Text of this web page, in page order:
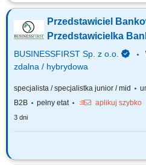
Aktywne pozyskiwanie klientów i
rozwiązań finansowych. Sprzedaż
inwestycyjnych. Operacyjna obsługa
Przedstawiciel
Przedstawicielka
BUSINESSFIRST Sp. z o.o.
zdalna / hybrydowa
specjalista / specjalistka junior / mid
B2B
pełny etat aplikuj szybko
3 dni
Opis stanowiska Pozyskiwanie